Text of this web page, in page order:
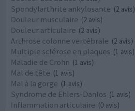
Spondylarthrite ankylosante (2 avis)
Douleur musculaire (2 avis)
Douleur articulaire (2 avis)
Arthrose colonne vertébrale (2 avis)
Multiple sclérose en plaques (1 avis)
Maladie de Crohn (1 avis)
Mal de tête (1 avis)
Mal à la gorge (1 avis)
Syndrome de Ehlers-Danlos (1 avis)
Inflammation articulaire (0 avis)